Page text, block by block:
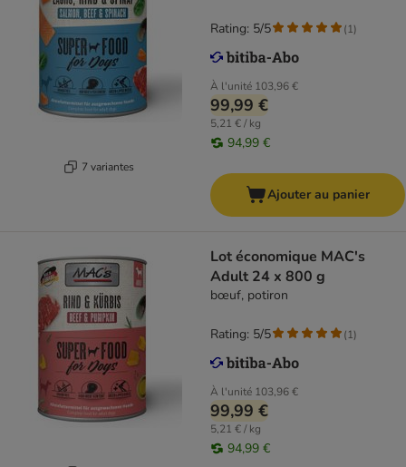
7 variantes
À l'unité 103,96 €
99,99 €
5,21 € / kg
94,99 €
Rating: 5/5 (1)
Ajouter au panier
Lot économique MAC's
Adult 24 x 800 g
bœuf, potiron
À l'unité 103,96 €
99,99 €
5,21 € / kg
94,99 €
Rating: 5/5 (1)